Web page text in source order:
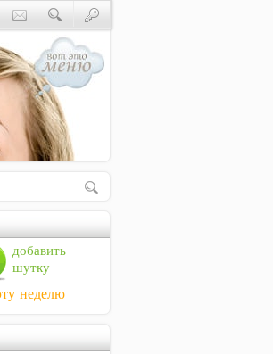
добавить
шутку
неделю